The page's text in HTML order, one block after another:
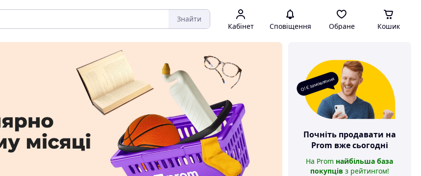
Знайти
Кабінет Сповіщення Обране Кошик
О! Є замовлення
Почніть продавати на
Prom вже сьогодні
На Prom найбільша база
покупців з рейтингом!